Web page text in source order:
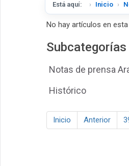
Está aquí: Inicio
No hay artículos en
Subcategorías
Notas de prensa
Histórico
Inicio Anterior